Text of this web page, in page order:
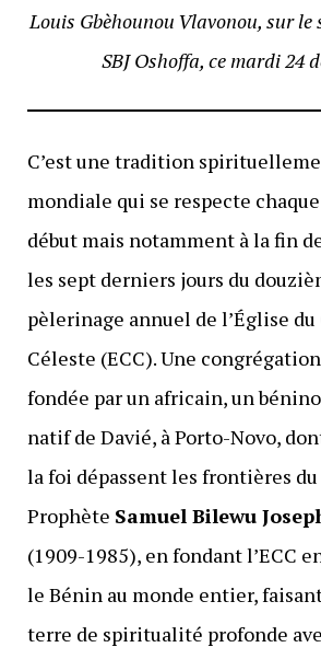
Louis Gbèhounou Vlavonou, sur
SBJ Oshoffa, ce mardi 24
C’est une tradition
mondiale qui se respecte chaque
début mais notamment à la fin
les sept derniers jours du
pèlerinage annuel de l’Église
Céleste (ECC). Une
fondée par un africain, un
natif de Davié, à Porto-Novo,
la foi dépassent les frontières
Prophète Samuel Bilewu
(1909-1985), en fondant l’ECC
le Bénin au monde entier,
terre de spiritualité profonde